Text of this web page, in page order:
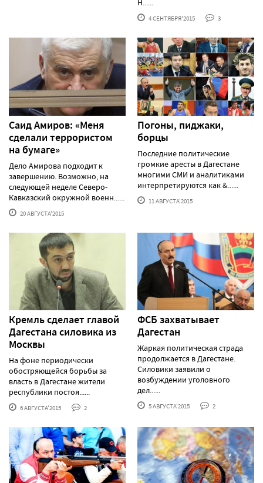
Н......
4 СЕНТЯБРЯ'2015 3
Саид Амиров: «Меня
сделали террористом
на бумаге»
Дело Амирова подходит к
завершению. Возможно, на
следующей неделе Северо-
Кавказский окружной военн......
20 АВГУСТА'2015
Погоны, пиджаки,
борцы
Последние политические
громкие аресты в Дагестане
многими СМИ и аналитиками
интерпретируются как &......
11 АВГУСТА'2015
Кремль сделает главой
Дагестана силовика из
Москвы
На фоне периодически
обостряющейся борьбы за
власть в Дагестане жители
республики постоя......
6 АВГУСТА'2015 2
ФСБ захватывает
Дагестан
Жаркая политическая страда
продолжается в Дагестане.
Силовики заявили о
возбуждении уголовного
дел......
5 АВГУСТА'2015 2